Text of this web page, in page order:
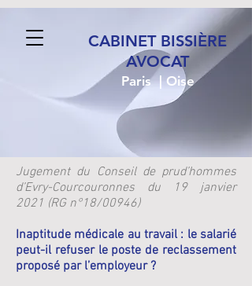
CABINET BISSIÈRE
AVOCAT
Paris | Oise
Jugement du Conseil de prud’hommes
d’Evry-Courcouronnes du 19 janvier
2021 (RG n°18/00946)
Inaptitude médicale au travail : le salarié
peut-il refuser le poste de reclassement
proposé par l’employeur ?